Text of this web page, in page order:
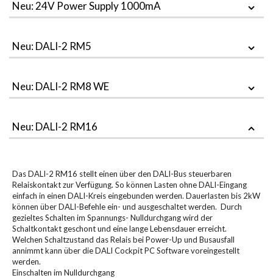
Neu: 24V Power Supply 1000mA
Neu: DALI-2 RM5
Neu: DALI-2 RM8 WE
Neu: DALI-2 RM16
Das DALI-2 RM16 stellt einen über den DALI-Bus steuerbaren
Relaiskontakt zur Verfügung. So können Lasten ohne DALI-Eingang
einfach in einen DALI-Kreis eingebunden werden. Dauerlasten bis 2kW
können über DALI-Befehle ein- und ausgeschaltet werden. Durch
gezieltes Schalten im Spannungs- Nulldurchgang wird der
Schaltkontakt geschont und eine lange Lebensdauer erreicht.
Welchen Schaltzustand das Relais bei Power-Up und Busausfall
annimmt kann über die DALI Cockpit PC Software voreingestellt
werden.
Einschalten im Nulldurchgang